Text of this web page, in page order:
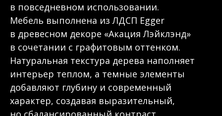
в повседневном использовании.
Мебель выполнена из ЛДСП Egger
в древесном декоре «Акация Лэйклэнд»
в сочетании с графитовым оттенком.
Натуральная текстура дерева наполняет
интерьер теплом, а темные элементы
добавляют глубину и современный
характер, создавая выразительный,